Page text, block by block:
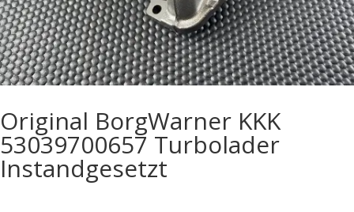
Original BorgWarner KKK
53039700657 Turbolader
Instandgesetzt